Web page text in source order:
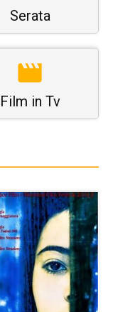
Serata
Film in Tv